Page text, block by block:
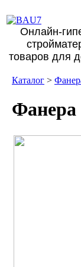
Онлайн-
товаров для
Каталог >
Фанера